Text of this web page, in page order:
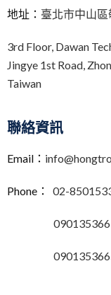
地址： 臺北市中山
3rd Floor, Dawan
Jingye 1st Road,
Taiwan
聯絡資訊
Email：
Phone： 02-